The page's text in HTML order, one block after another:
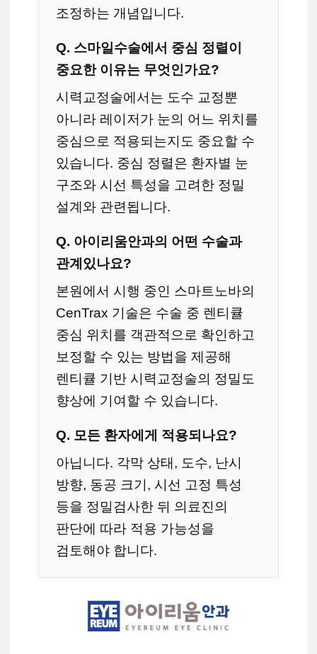
조정하는 개념입니다.
Q. 스마일수술에서 중심 정렬이
중요한 이유는 무엇인가요?
시력교정술에서는 도수 교정뿐
아니라 레이저가 눈의 어느 위치를
중심으로 적용되는지도 중요할 수
있습니다. 중심 정렬은 환자별 눈
구조와 시선 특성을 고려한 정밀
설계와 관련됩니다.
Q. 아이리움안과의 어떤 수술과
관계있나요?
본원에서 시행 중인 스마트노바의
CenTrax 기술은 수술 중 렌티큘
중심 위치를 객관적으로 확인하고
보정할 수 있는 방법을 제공해
렌티큘 기반 시력교정술의 정밀도
향상에 기여할 수 있습니다.
Q. 모든 환자에게 적용되나요?
아닙니다. 각막 상태, 도수, 난시
방향, 동공 크기, 시선 고정 특성
등을 정밀검사한 뒤 의료진의
판단에 따라 적용 가능성을
검토해야 합니다.